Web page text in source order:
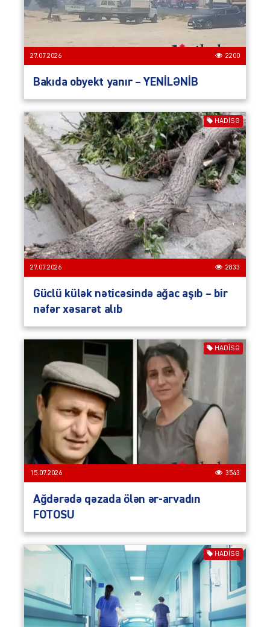
27.07.2026 2200
Bakıda obyekt yanır – YENİLƏNİB
HADISƏ
27.07.2026 2833
Güclü külək nəticəsində ağac aşıb – bir
nəfər xəsarət alıb
HADISƏ
15.07.2026 3543
Ağdərədə qəzada ölən ər-arvadın
FOTOSU
HADISƏ